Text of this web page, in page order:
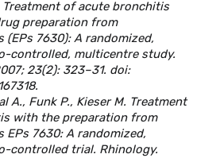
Treatment of acute bronchitis
preparation from
(EPs 7630): A randomized,
controlled, multicentre study.
23(2): 323–31. doi:
A., Funk P., Kieser M. Treatment
with the preparation from
EPs 7630: A randomized,
controlled trial. Rhinology.